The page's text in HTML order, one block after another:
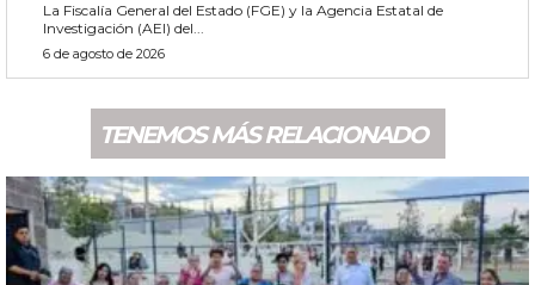
La Fiscalía General del Estado (FGE) y la Agencia Estatal de
Investigación (AEI) del...
6 de agosto de 2026
TENEMOS MÁS RELACIONADO